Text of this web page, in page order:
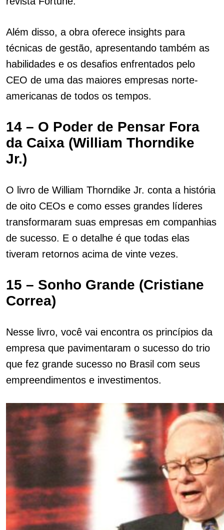
Além disso, a obra oferece insights para
técnicas de gestão, apresentando também as
habilidades e os desafios enfrentados pelo
CEO de uma das maiores empresas norte-
americanas de todos os tempos.
14 – O Poder de Pensar Fora
da Caixa (William Thorndike
Jr.)
O livro de William Thorndike Jr. conta a história
de oito CEOs e como esses grandes líderes
transformaram suas empresas em companhias
de sucesso. E o detalhe é que todas elas
tiveram retornos acima de vinte vezes.
15 – Sonho Grande (Cristiane
Correa)
Nesse livro, você vai encontra os princípios da
empresa que pavimentaram o sucesso do trio
que fez grande sucesso no Brasil com seus
empreendimentos e investimentos.